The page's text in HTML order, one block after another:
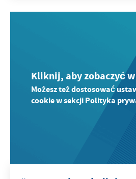
Kliknij, aby zobaczyć
Możesz też dostosować
cookie w sekcji Polityka